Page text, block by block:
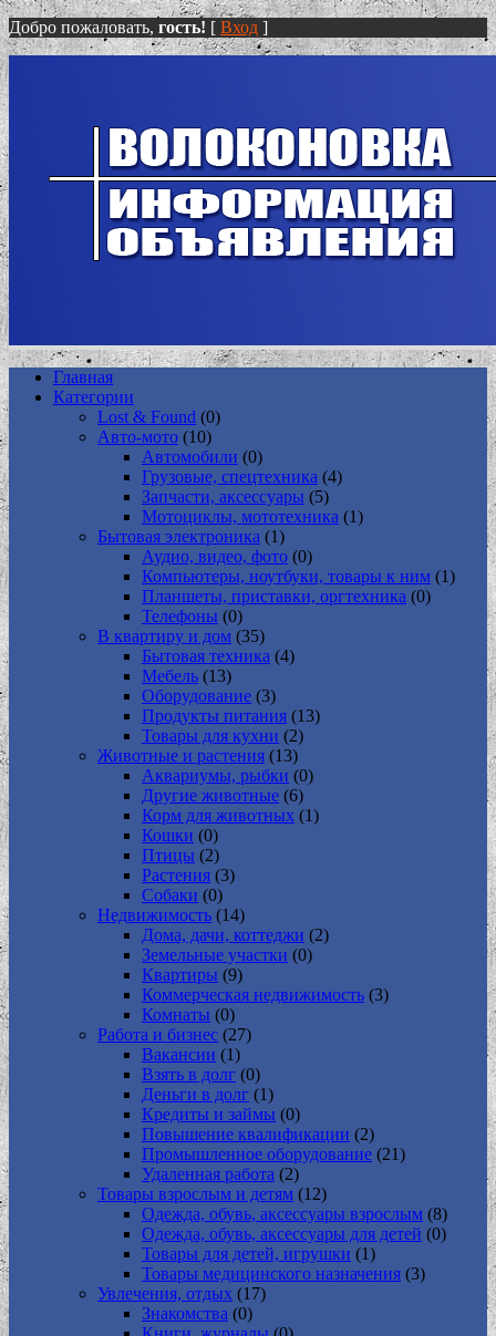
Добро пожаловать, гость! [ Вход ]
Главная
Категории
Lost & Found (0)
Авто-мото (10)
Автомобили (0)
Грузовые, спецтехника (4)
Запчасти, аксессуары (5)
Мотоциклы, мототехника (1)
Бытовая электроника (1)
Аудио, видео, фото (0)
Компьютеры, ноутбуки, товары к ним (1)
Планшеты, приставки, оргтехника (0)
Телефоны (0)
В квартиру и дом (35)
Бытовая техника (4)
Мебель (13)
Оборудование (3)
Продукты питания (13)
Товары для кухни (2)
Животные и растения (13)
Аквариумы, рыбки (0)
Другие животные (6)
Корм для животных (1)
Кошки (0)
Птицы (2)
Растения (3)
Собаки (0)
Недвижимость (14)
Дома, дачи, коттеджи (2)
Земельные участки (0)
Квартиры (9)
Коммерческая недвижимость (3)
Комнаты (0)
Работа и бизнес (27)
Вакансии (1)
Взять в долг (0)
Деньги в долг (1)
Кредиты и займы (0)
Повышение квалификации (2)
Промышленное оборудование (21)
Удаленная работа (2)
Товары взрослым и детям (12)
Одежда, обувь, аксессуары взрослым (8)
Одежда, обувь, аксессуары для детей (0)
Товары для детей, игрушки (1)
Товары медицинского назначения (3)
Увлечения, отдых (17)
Знакомства (0)